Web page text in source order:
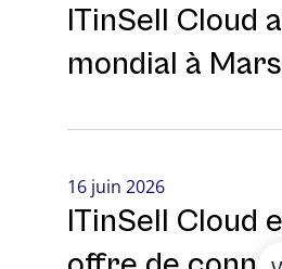
ITinSell Cloud
mondial à
ITinSell Cloud
16 juin 2026